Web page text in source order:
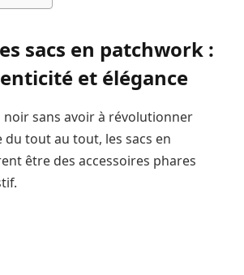
sacs en patchwork :
et élégance
sans avoir à révolutionner
tout au tout, les sacs en
être des accessoires phares